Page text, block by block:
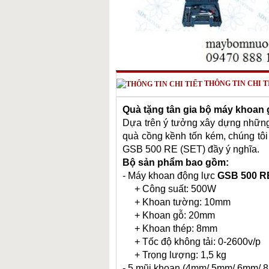
THÔNG TIN CHI
Quà tặng tân gia bộ máy khoan
Dựa trên ý tưởng xây dựng
quà cồng kềnh tốn kém, chúng
GSB 500 RE (SET) đầy ý nghĩa.
Bộ sản phẩm bao gồm:
- Máy khoan động lực GSB 500
+ Công suất: 500W
+ Khoan tường: 10mm
+ Khoan gỗ: 20mm
+ Khoan thép: 8mm
+ Tốc độ không tải: 0-2600v/p
+ Trọng lượng: 1,5 kg